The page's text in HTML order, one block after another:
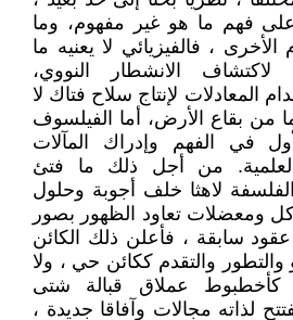
على فهم ما هو غير مفهوم، وما
، فالفيزيائي لا يعنيه ما
الانشطار النووي،
المعادلات لإنتاج سلاح فتاك لا
من بقاع الأرض، أما الفيلسوف
في الفهم وإدراك المآلات
العلمية. من أجل ذلك ما فتئ
لاهثا خلف أجوبة وحلول
ومعضلات تعاود الظهور بصور
سابقة ، فأعلن ذلك الكائن
والتطور والتقدم ككائن حي ، ولا
عملاق قبالة شتى
لذاته مجالات وآفاقا جديدة ،